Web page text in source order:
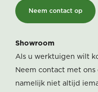
Neem contact op
Showroom
Als u werktuigen wilt
Neem contact met
namelijk niet altijd